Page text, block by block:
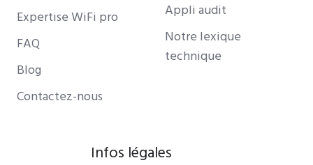
Expertise WiFi pro
FAQ
Blog
Contactez-nous
Appli audit
Notre lexique
technique
Infos légales